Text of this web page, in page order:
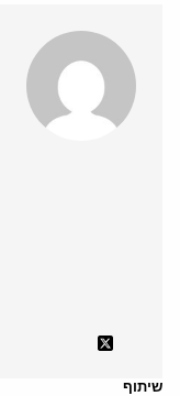
שיתוף